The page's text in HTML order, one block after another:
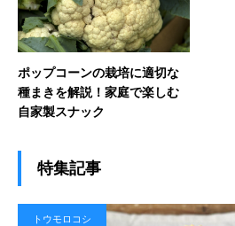
ポップコーンの栽培に適切な
種まきを解説！家庭で楽しむ
自家製スナック
特集記事
トウモロコシ